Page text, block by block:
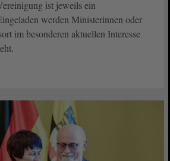
ist jeweils ein
werden Ministerinnen oder
im besonderen aktuellen Interesse